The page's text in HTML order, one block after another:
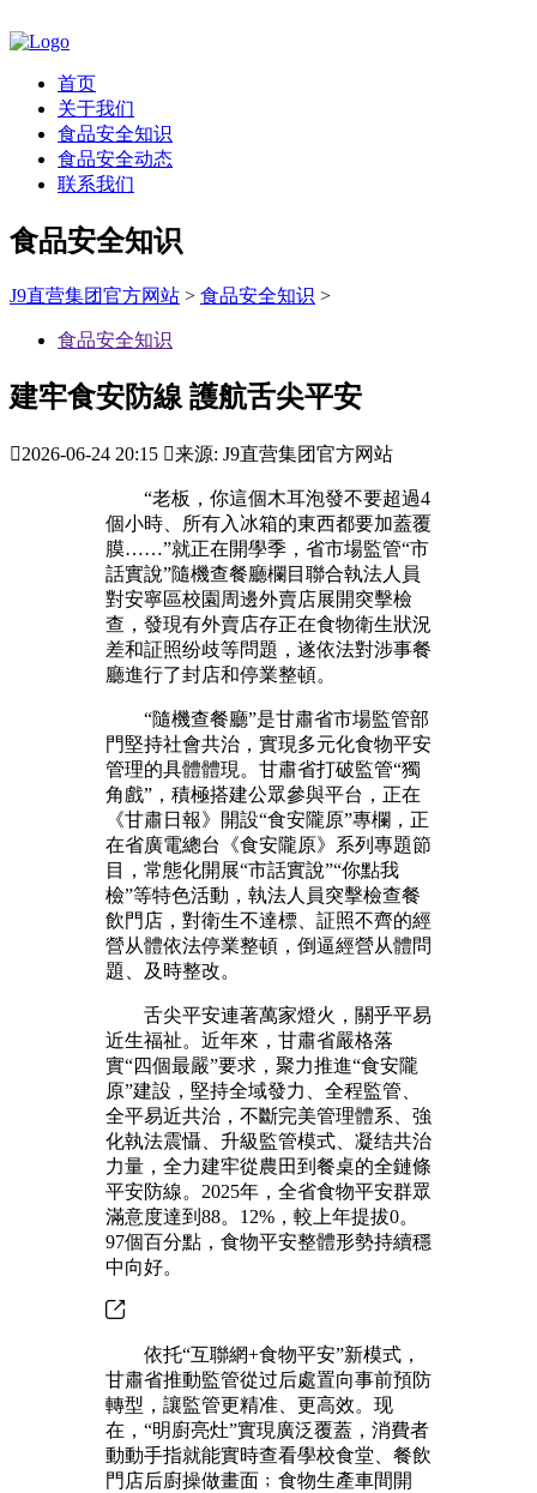
首页
关于我们
食品安全知识
食品安全动态
联系我们
食品安全知识
J9直营集团官方网站 > 食品安全知识 >
食品安全知识
建牢食安防線 護航舌尖平安
2026-06-24 20:15 来源: J9直营集团官方网站
“老板，你這個木耳泡發不要超過4
個小時、所有入冰箱的東西都要加蓋覆
膜……”就正在開學季，省市場監管“市
話實說”隨機查餐廳欄目聯合執法人員
對安寧區校園周邊外賣店展開突擊檢
查，發現有外賣店存正在食物衛生狀況
差和証照纷歧等問題，遂依法對涉事餐
廳進行了封店和停業整頓。
“隨機查餐廳”是甘肅省市場監管部
門堅持社會共治，實現多元化食物平安
管理的具體體現。甘肅省打破監管“獨
角戲”，積極搭建公眾參與平台，正在
《甘肅日報》開設“食安隴原”專欄，正
在省廣電總台《食安隴原》系列專題節
目，常態化開展“市話實說”“你點我
檢”等特色活動，執法人員突擊檢查餐
飲門店，對衛生不達標、証照不齊的經
營从體依法停業整頓，倒逼經營从體問
題、及時整改。
舌尖平安連著萬家燈火，關乎平易
近生福祉。近年來，甘肅省嚴格落
實“四個最嚴”要求，聚力推進“食安隴
原”建設，堅持全域發力、全程監管、
全平易近共治，不斷完美管理體系、強
化執法震懾、升級監管模式、凝结共治
力量，全力建牢從農田到餐桌的全鏈條
平安防線。2025年，全省食物平安群眾
滿意度達到88。12%，較上年提拔0。
97個百分點，食物平安整體形勢持續穩
中向好。
依托“互聯網+食物平安”新模式，
甘肅省推動監管從过后處置向事前預防
轉型，讓監管更精准、更高效。现
在，“明廚亮灶”實現廣泛覆蓋，消費者
動動手指就能實時查看學校食堂、餐飲
門店后廚操做畫面﹔食物生產車間開